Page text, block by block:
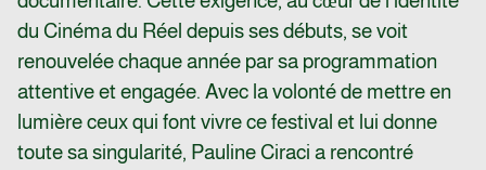
du Cinéma du Réel depuis ses débuts, se voit
renouvelée chaque année par sa programmation
attentive et engagée. Avec la volonté de mettre en
lumière ceux qui font vivre ce festival et lui donne
toute sa singularité, Pauline Ciraci a rencontré